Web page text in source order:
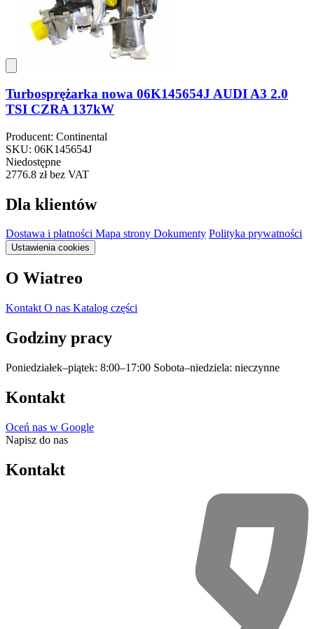
Turbosprężarka nowa 06K145654J AUDI A3 2.0
TSI CZRA 137kW
Producent: Continental
SKU: 06K145654J
Niedostępne
2776.8 złbez VAT
Dla klientów
Dostawa i płatności Mapa strony Dokumenty Polityka prywatności
Ustawienia cookies
O Wiatreo
Kontakt O nas Katalog części
Godziny pracy
Poniedziałek–piątek: 8:00–17:00 Sobota–niedziela: nieczynne
Kontakt
Oceń nas w Google
Napisz do nas
Kontakt